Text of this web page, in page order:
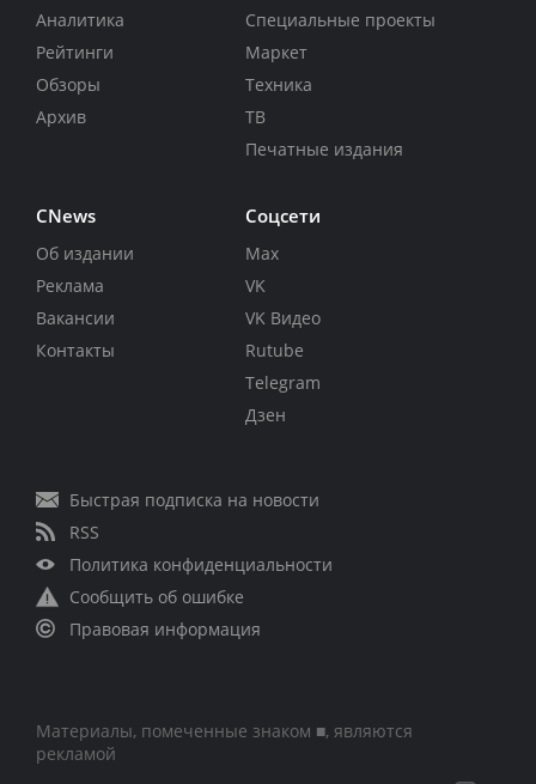
Аналитика
Рейтинги
Обзоры
Архив
Специальные проекты
Маркет
Техника
ТВ
Печатные издания
CNews
Об издании
Реклама
Вакансии
Контакты
Соцсети
Max
VK
VK Видео
Rutube
Telegram
Дзен
Быстрая подписка на новости
RSS
Политика конфиденциальности
Сообщить об ошибке
Правовая информация
Материалы, помеченные знаком ■, являются
рекламой